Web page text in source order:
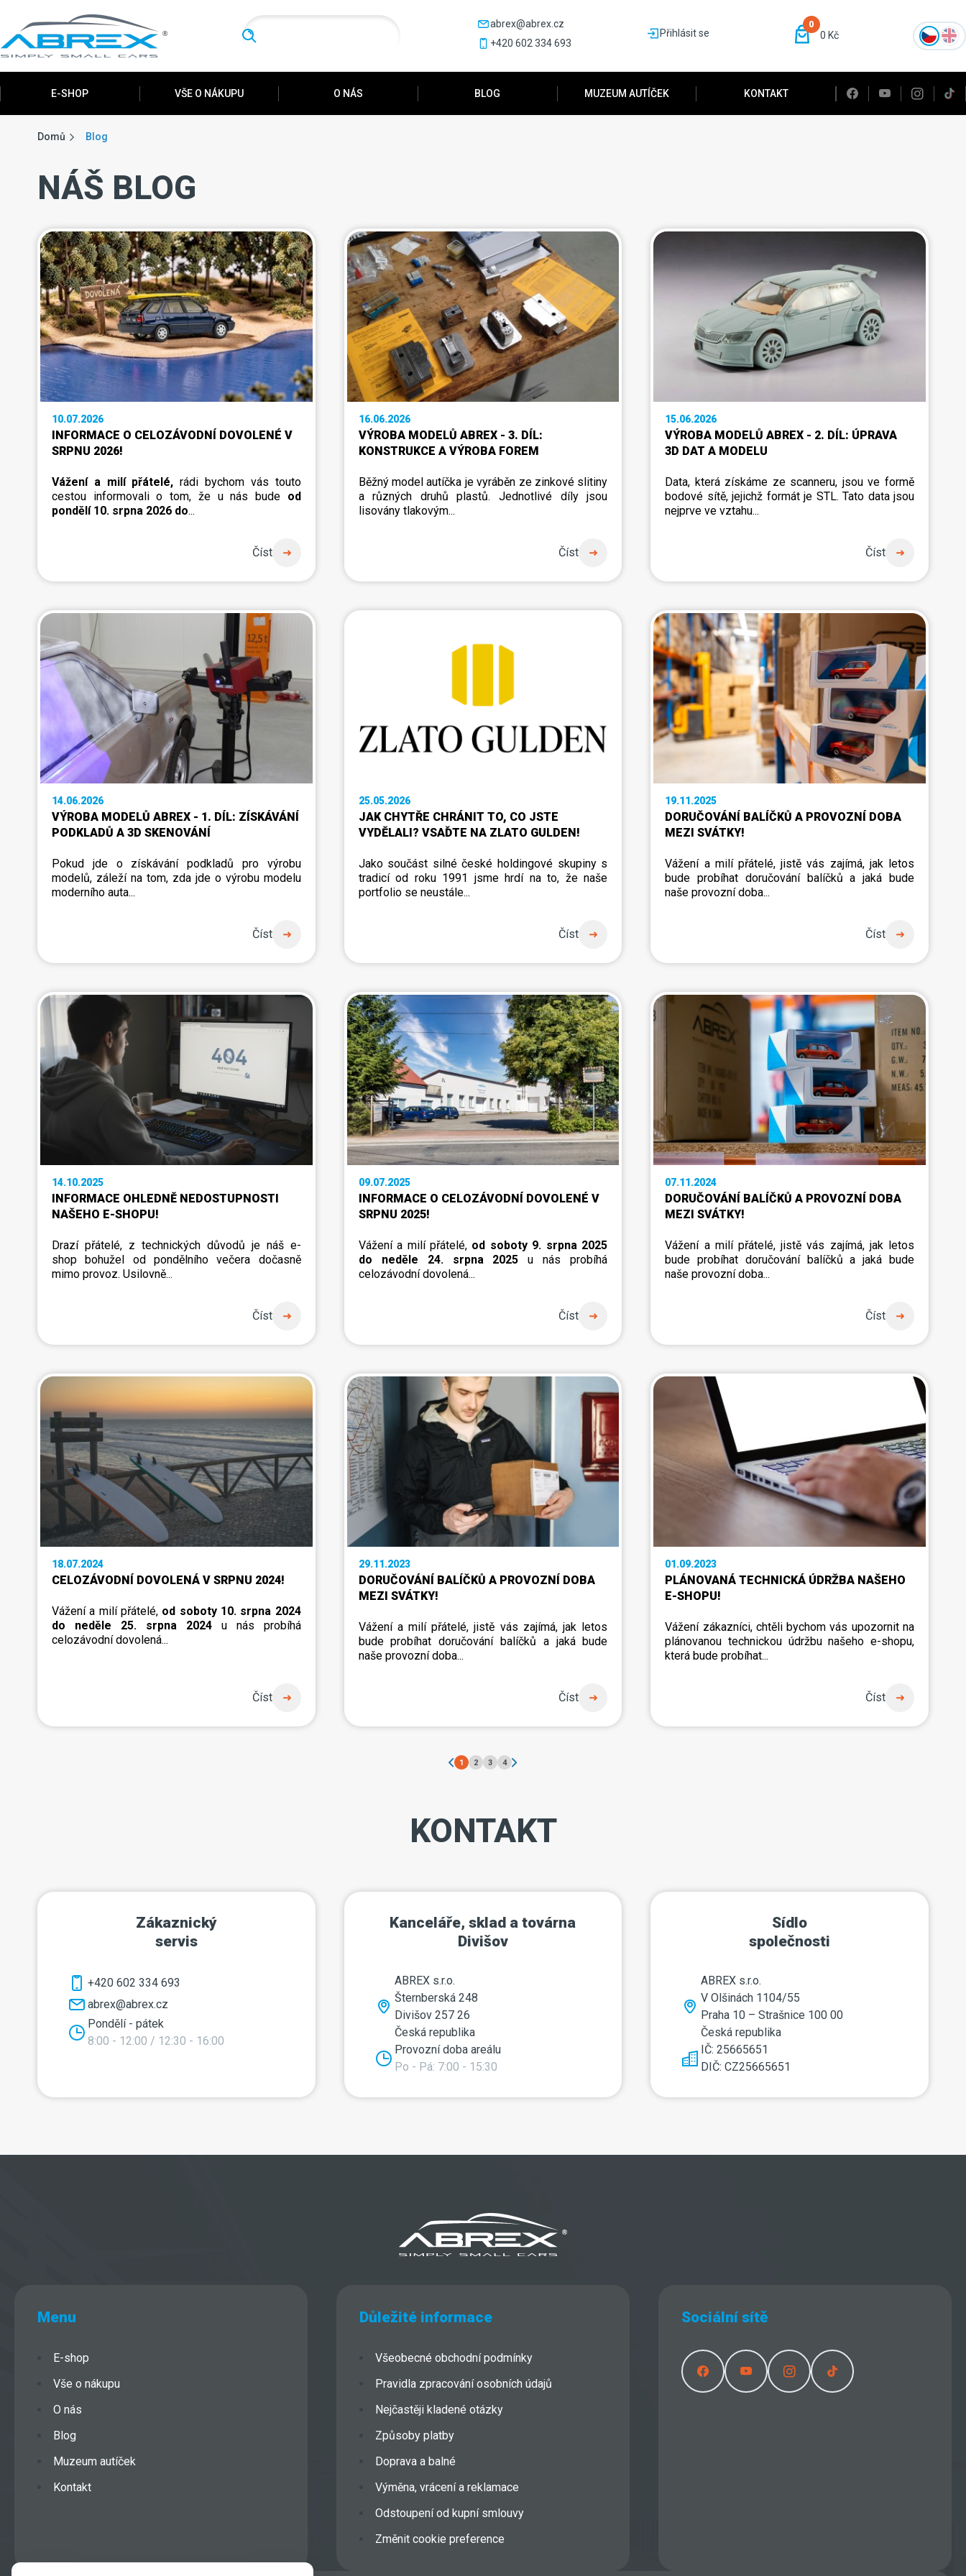
Hledat
abrex@abrex.cz
+420 602 334 693
Přihlásit se
0
0 Kč
E-SHOP VŠE O NÁKUPU O NÁS BLOG MUZEUM AUTÍČEK KONTAKT
Domů Blog
NÁŠ BLOG
10.07.2026
INFORMACE O CELOZÁVODNÍ DOVOLENÉ V
SRPNU 2026!
Vážení a milí přátelé,rádi bychom vás touto
cestou informovali o tom, že u nás bude od
pondělí 10. srpna 2026 do...
Číst
16.06.2026
VÝROBA MODELŮ ABREX - 3. DÍL:
KONSTRUKCE A VÝROBA FOREM
Běžný model autíčka je vyráběn ze zinkové slitiny
a různých druhů plastů. Jednotlivé díly jsou
lisovány tlakovým...
Číst
15.06.2026
VÝROBA MODELŮ ABREX - 2. DÍL: ÚPRAVA
3D DAT A MODELU
Data, která získáme ze scanneru, jsou ve formě
bodové sítě, jejichž formát je STL. Tato data jsou
nejprve ve vztahu...
Číst
14.06.2026
VÝROBA MODELŮ ABREX - 1. DÍL: ZÍSKÁVÁNÍ
PODKLADŮ A 3D SKENOVÁNÍ
Pokud jde o získávání podkladů pro výrobu
modelů, záleží na tom, zda jde o výrobu modelu
moderního auta...
Číst
25.05.2026
JAK CHYTŘE CHRÁNIT TO, CO JSTE
VYDĚLALI? VSAĎTE NA ZLATO GULDEN!
Jako součást silné české holdingové skupiny s
tradicí od roku 1991 jsme hrdí na to, že naše
portfolio se neustále...
Číst
19.11.2025
DORUČOVÁNÍ BALÍČKŮ A PROVOZNÍ DOBA
MEZI SVÁTKY!
Vážení a milí přátelé, jistě vás zajímá, jak letos
bude probíhat doručování balíčků a jaká bude
naše provozní doba...
Číst
14.10.2025
INFORMACE OHLEDNĚ NEDOSTUPNOSTI
NAŠEHO E-SHOPU!
Drazí přátelé, z technických důvodů je náš e-
shop bohužel od pondělního večera dočasně
mimo provoz. Usilovně...
Číst
09.07.2025
INFORMACE O CELOZÁVODNÍ DOVOLENÉ V
SRPNU 2025!
Vážení a milí přátelé, od soboty 9. srpna 2025
do neděle 24. srpna 2025 u nás probíhá
celozávodní dovolená...
Číst
07.11.2024
DORUČOVÁNÍ BALÍČKŮ A PROVOZNÍ DOBA
MEZI SVÁTKY!
Vážení a milí přátelé, jistě vás zajímá, jak letos
bude probíhat doručování balíčků a jaká bude
naše provozní doba...
Číst
18.07.2024
CELOZÁVODNÍ DOVOLENÁ V SRPNU 2024!
Vážení a milí přátelé, od soboty 10. srpna 2024
do neděle 25. srpna 2024u nás probíhá
celozávodní dovolená...
Číst
29.11.2023
DORUČOVÁNÍ BALÍČKŮ A PROVOZNÍ DOBA
MEZI SVÁTKY!
Vážení a milí přátelé, jistě vás zajímá, jak letos
bude probíhat doručování balíčků a jaká bude
naše provozní doba...
Číst
01.09.2023
PLÁNOVANÁ TECHNICKÁ ÚDRŽBA NAŠEHO
E-SHOPU!
Vážení zákazníci, chtěli bychom vás upozornit na
plánovanou technickou údržbu našeho e-shopu,
která bude probíhat...
Číst
1 2 3 4
KONTAKT
Zákaznický
servis
+420 602 334 693
abrex@abrex.cz
Pondělí - pátek
8:00 - 12:00 / 12:30 - 16:00
Kanceláře, sklad a továrna
Divišov
ABREX s.r.o.
Šternberská 248
Divišov 257 26
Česká republika
Provozní doba areálu
Po - Pá: 7:00 - 15:30
Sídlo
společnosti
ABREX s.r.o.
V Olšinách 1104/55
Praha 10 – Strašnice 100 00
Česká republika
IČ: 25665651
DIČ: CZ25665651
Menu
E-shop
Vše o nákupu
O nás
Blog
Muzeum autíček
Kontakt
Důležité informace
Všeobecné obchodní podmínky
Pravidla zpracování osobních údajů
Nejčastěji kladené otázky
Způsoby platby
Doprava a balné
Výměna, vrácení a reklamace
Odstoupení od kupní smlouvy
Změnit cookie preference
Sociální sítě